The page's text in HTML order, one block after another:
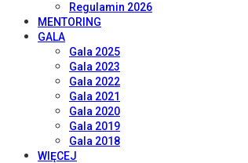
Regulamin 2026
MENTORING
GALA
Gala 2025
Gala 2023
Gala 2022
Gala 2021
Gala 2020
Gala 2019
Gala 2018
WIĘCEJ